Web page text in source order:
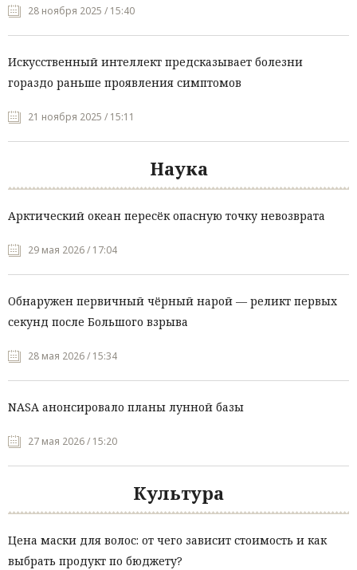
28 ноября 2025 / 15:40
Искусственный интеллект предсказывает болезни
гораздо раньше проявления симптомов
21 ноября 2025 / 15:11
Наука
Арктический океан пересёк опасную точку невозврата
29 мая 2026 / 17:04
Обнаружен первичный чёрный нарой — реликт первых
секунд после Большого взрыва
28 мая 2026 / 15:34
NASA анонсировало планы лунной базы
27 мая 2026 / 15:20
Культура
Цена маски для волос: от чего зависит стоимость и как
выбрать продукт по бюджету?